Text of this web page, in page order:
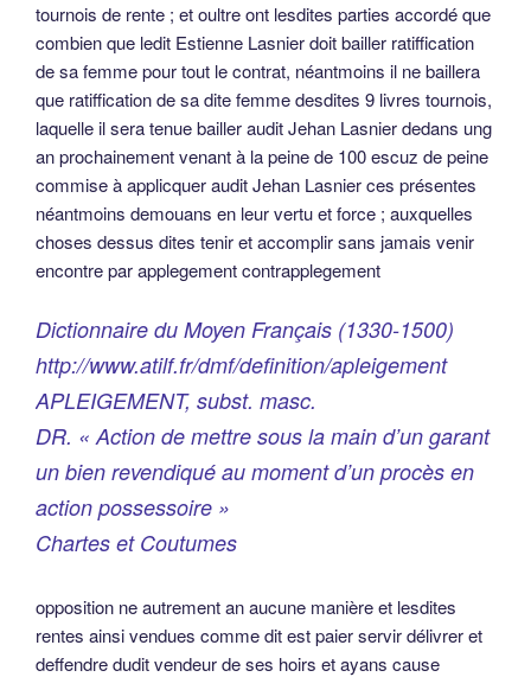
tournois de rente ; et oultre ont lesdites parties accordé que
combien que ledit Estienne Lasnier doit bailler ratiffication
de sa femme pour tout le contrat, néantmoins il ne baillera
que ratiffication de sa dite femme desdites 9 livres tournois,
laquelle il sera tenue bailler audit Jehan Lasnier dedans ung
an prochainement venant à la peine de 100 escuz de peine
commise à applicquer audit Jehan Lasnier ces présentes
néantmoins demouans en leur vertu et force ; auxquelles
choses dessus dites tenir et accomplir sans jamais venir
encontre par applegement contrapplegement
Dictionnaire du Moyen Français (1330-1500)
http://www.atilf.fr/dmf/definition/apleigement
APLEIGEMENT, subst. masc.
DR. « Action de mettre sous la main d’un garant
un bien revendiqué au moment d’un procès en
action possessoire »
Chartes et Coutumes
opposition ne autrement an aucune manière et lesdites
rentes ainsi vendues comme dit est paier servir délivrer et
deffendre dudit vendeur de ses hoirs et ayans cause